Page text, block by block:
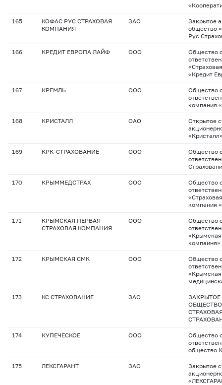
165
КОФАС РУС СТРАХОВАЯ
КОМПАНИЯ
ЗАО
Закрытое
общество
Рус
166 КРЕДИТ ЕВРОПА ЛАЙФ ООО
Общество
«Кредит
167 КРЕМЛЬ ООО
Общество
компания
168 КРИСТАЛЛ ОАО
Открытое
169 КРК-СТРАХОВАНИЕ ООО
Общество
170 КРЫММЕДСТРАХ ООО
Общество
компания
171
КРЫМСКАЯ ПЕРВАЯ
СТРАХОВАЯ КОМПАНИЯ
ООО
Общество
«Крымская
компаиня»
172 КРЫМСКАЯ СМК ООО
Общество
«Крымская
173 КС СТРАХОВАНИЕ ЗАО
174 КУПЕЧЕСКОЕ ООО
Общество
общество
175 ЛЕКСГАРАНТ ЗАО
Закрытое